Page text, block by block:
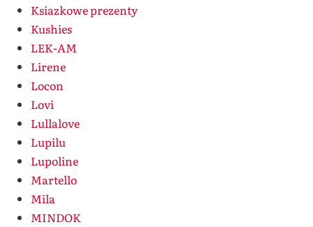
Ksiazkowe prezenty
Kushies
LEK-AM
Lirene
Locon
Lovi
Lullalove
Lupilu
Lupoline
Martello
Mila
MINDOK